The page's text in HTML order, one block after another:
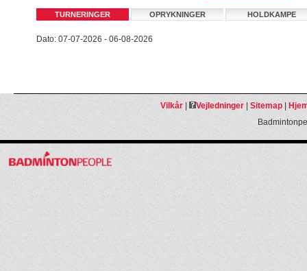
TURNERINGER OPRYKNINGER HOLDKAMPE
Dato: 07-07-2026 - 06-08-2026
Vilkår| Vejledninger| Sitemap|